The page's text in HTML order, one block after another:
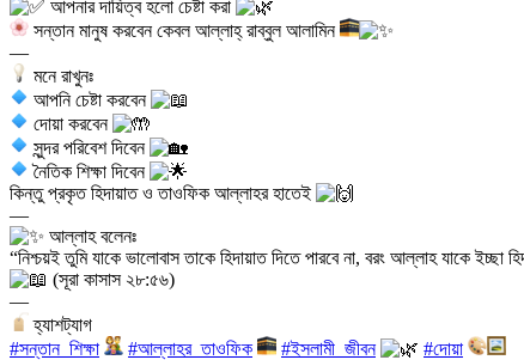
আপনার দায়িত্ব হলো চেষ্টা করা
সন্তান মানুষ করবেন কেবল আল্লাহ্‌ রাব্বুল আলামিন
—
মনে রাখুনঃ
আপনি চেষ্টা করবেন
দোয়া করবেন
সুন্দর পরিবেশ দিবেন
নৈতিক শিক্ষা দিবেন
কিন্তু প্রকৃত হিদায়াত ও তাওফিক আল্লাহর হাতেই
—
আল্লাহ বলেনঃ
“নিশ্চয়ই তুমি যাকে ভালোবাস তাকে হিদায়াত দিতে পারবে না, বরং আল্লাহ যাকে ইচ্ছা
(সূরা কাসাস ২৮:৫৬)
—
হ্যাশট্যাগ
#সন্তান_শিক্ষা
#আল্লাহর_তাওফিক #ইসলামী_জীবন #দোয়া